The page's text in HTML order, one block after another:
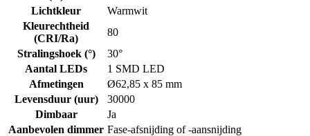
Lichtkleur
Warmwit
Kleurechtheid
(CRI/Ra)
80
Stralingshoek (°)
30°
Aantal LEDs
1 SMD LED
Afmetingen
Ø62,85 x 85 mm
Levensduur (uur)
30000
Dimbaar
Ja
Aanbevolen dimmer Fase-afsnijding of -aansnijding